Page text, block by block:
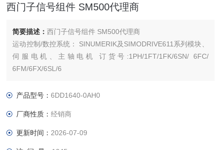
西门子信号组件 SM500代理商
简要描述：西门子信号组件 SM500代理商
运动控制/数控系统： SINUMERIK及SIMODRIVE611系列模块、
伺服电机、主轴电机 订货号:1PH/1FT/1FK/6SN/ 6FC/
6FM/6FX/6SL/6
SP 变频器V系列 MM系列 6SE70停产工程型变频器
产品型号：6DD1640-0AH0
厂商性质：经销商
更新时间： 2026-07-09